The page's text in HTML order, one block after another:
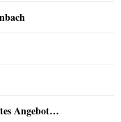
Angebot…